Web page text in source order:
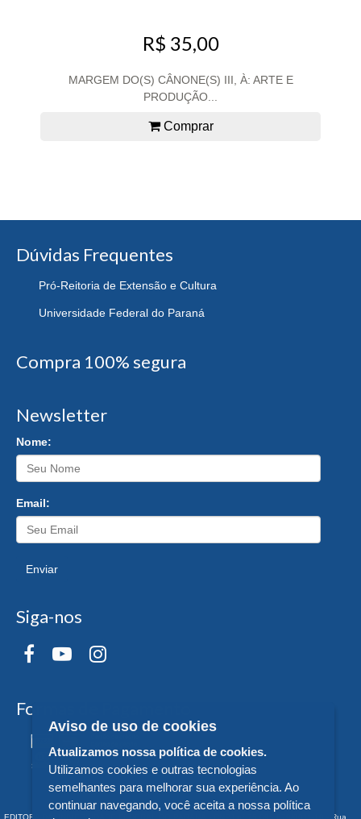
R$ 35,00
MARGEM DO(S) CÂNONE(S) III, À: ARTE E
PRODUÇÃO...
Comprar
Dúvidas Frequentes
Pró-Reitoria de Extensão e Cultura
Universidade Federal do Paraná
Compra 100% segura
Newsletter
Nome:
Email:
Enviar
Siga-nos
Formas de Pagamento
EDITORA DA UNIVERSIDADE FEDERAL DO PARANÁ - CNPJ n° 75.095.679/0011-10 - Rua
Aviso de uso de cookies
Atualizamos nossa política de cookies.
Utilizamos cookies e outras tecnologias
semelhantes para melhorar sua experiência. Ao
continuar navegando, você aceita a nossa política